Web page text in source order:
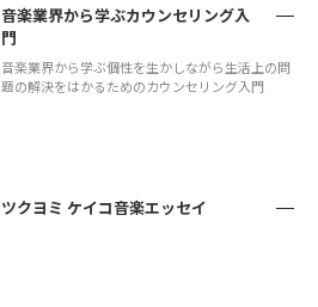
音楽業界から学ぶカウンセリング入
門
音楽業界から学ぶ個性を生かしながら生活上の問
題の解決をはかるためのカウンセリング入門
ツクヨミ ケイコ音楽エッセイ